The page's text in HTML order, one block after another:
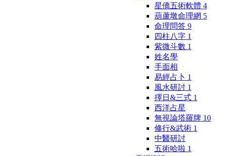
星僑五術軟體 4
葫蘆墩命理網 5
命理問答 9
四柱八字 1
紫微斗數 1
姓名學
手面相
易經占卜 1
風水研討 1
擇日&三式 1
西洋占星
無視論塔羅牌 10
修行&武術 1
中醫研討
五術哈啦 1